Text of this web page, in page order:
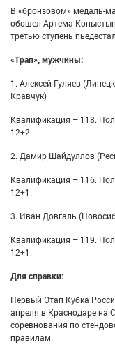
В «бронзовом» медаль-
обошел Артема
третью ступень
«Трап», мужчины:
1. Алексей Гуляев
Кравчук)
Квалификация – 118.
12+2.
2. Дамир Шайдуллов
Квалификация – 116.
12+1.
3. Иван Довгаль
Квалификация – 119.
12+1.
Для справки:
Первый Этап Кубка
апреля в Краснодаре на
соревнования по
правилам.